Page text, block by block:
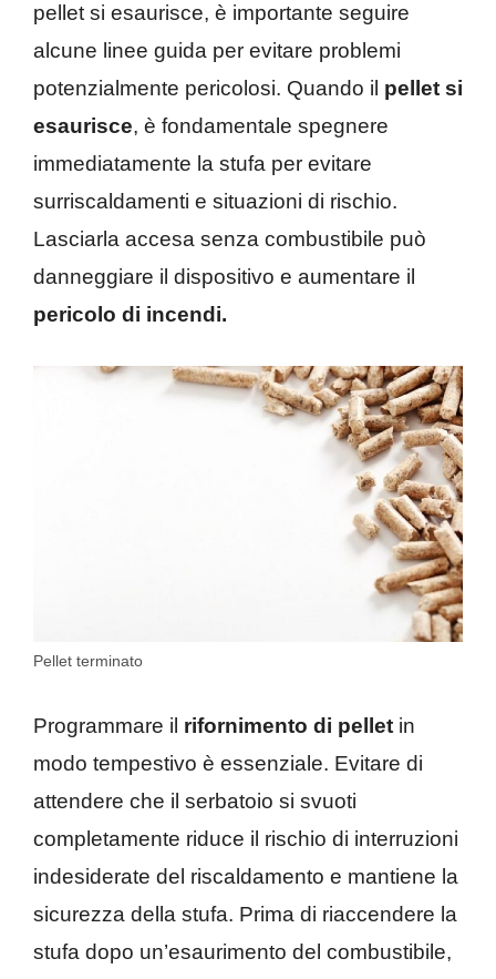
pellet si esaurisce, è importante seguire
alcune linee guida per evitare problemi
potenzialmente pericolosi. Quando il pellet si
esaurisce, è fondamentale spegnere
immediatamente la stufa per evitare
surriscaldamenti e situazioni di rischio.
Lasciarla accesa senza combustibile può
danneggiare il dispositivo e aumentare il
pericolo di incendi.
Pellet terminato
Programmare il rifornimento di pellet in
modo tempestivo è essenziale. Evitare di
attendere che il serbatoio si svuoti
completamente riduce il rischio di interruzioni
indesiderate del riscaldamento e mantiene la
sicurezza della stufa. Prima di riaccendere la
stufa dopo un’esaurimento del combustibile,